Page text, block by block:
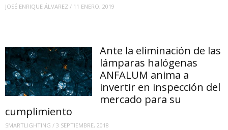
JOSÉ ENRIQUE ÁLVAREZ / 11 ENERO, 2019
Ante la eliminación de las
lámparas halógenas
ANFALUM anima a
invertir en inspección del
mercado para su
cumplimiento
SMARTLIGHTING / 3 SEPTIEMBRE, 2018